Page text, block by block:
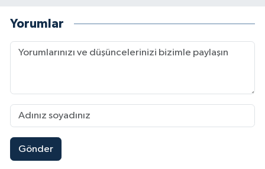
Yorumlar
Gönder